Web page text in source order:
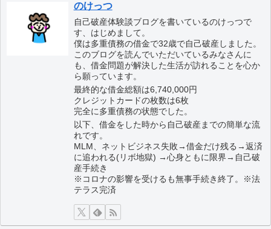
のけっつ
自己破産体験談ブログを書いているのけっつで
す、はじめまして。
僕は多重債務の借金で32歳で自己破産しました。
このブログを読んでいただいているみなさんに
も、借金問題が解決した生活が訪れることを心か
ら願っています。
最終的な借金総額は6,740,000円
クレジットカードの枚数は6枚
完全に多重債務の状態でした。
以下、借金をした時から自己破産までの簡単な流
れです。
MLM、ネットビジネス失敗→借金だけ残る→返済
に追われる(リボ地獄) →心身ともに限界→自己破
産手続き
※コロナの影響を受けるも無事手続き終了。※法
テラス完済